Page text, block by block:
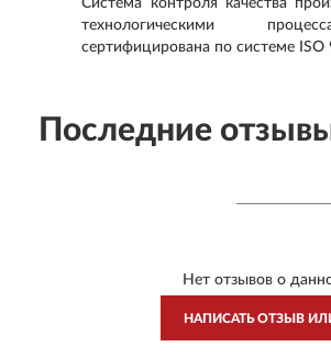
Система контроля качества
технологическими
сертифицирована по системе ISO
Последние
Нет отзывов о
НАПИСАТЬ ОТЗЫВ